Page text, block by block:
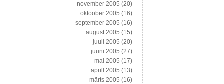
november 2005 (20)
oktoober 2005 (16)
september 2005 (16)
august 2005 (15)
juuli 2005 (20)
juuni 2005 (27)
mai 2005 (17)
aprill 2005 (13)
märts 2005 (16)